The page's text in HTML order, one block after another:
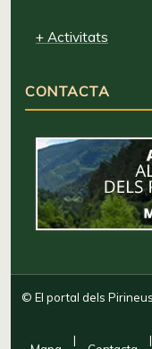
+ Activitats
CONTACTA
© El portal dels
| |